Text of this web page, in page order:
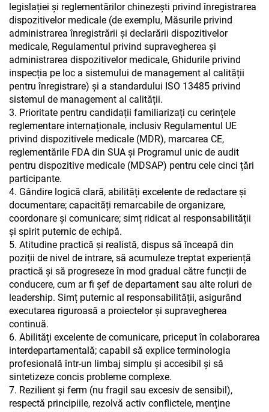
legislației și reglementărilor chinezești privind înregistrarea
dispozitivelor medicale (de exemplu, Măsurile privind
administrarea înregistrării și declarării dispozitivelor
medicale, Regulamentul privind supravegherea și
administrarea dispozitivelor medicale, Ghidurile privind
inspecția pe loc a sistemului de management al calității
pentru înregistrare) și a standardului ISO 13485 privind
sistemul de management al calității.
3. Prioritate pentru candidații familiarizați cu cerințele
reglementare internaționale, inclusiv Regulamentul UE
privind dispozitivele medicale (MDR), marcarea CE,
reglementările FDA din SUA și Programul unic de audit
pentru dispozitive medicale (MDSAP) pentru cele cinci țări
participante.
4. Gândire logică clară, abilități excelente de redactare și
documentare; capacități remarcabile de organizare,
coordonare și comunicare; simț ridicat al responsabilității
și spirit puternic de echipă.
5. Atitudine practică și realistă, dispus să înceapă din
poziții de nivel de intrare, să acumuleze treptat experiență
practică și să progreseze în mod gradual către funcții de
conducere, cum ar fi șef de departament sau alte roluri de
leadership. Simț puternic al responsabilității, asigurând
executarea riguroasă a proiectelor și supravegherea
continuă.
6. Abilități excelente de comunicare, priceput în colaborarea
interdepartamentală; capabil să explice terminologia
profesională într-un limbaj simplu și accesibil și să
sintetizeze concis probleme complexe.
7. Rezilient și ferm (nu fragil sau excesiv de sensibil),
respectă principiile, rezolvă activ conflictele, menține